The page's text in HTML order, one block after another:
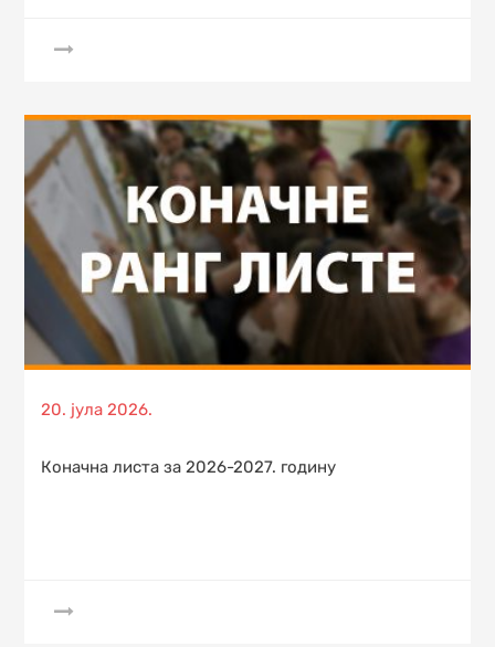
Posted
20. јула 2026.
Коначна листа за 2026-2027. годину